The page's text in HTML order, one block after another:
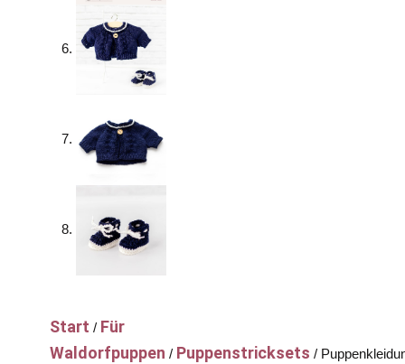
Start / Für
Waldorfpuppen / Puppenstricksets /